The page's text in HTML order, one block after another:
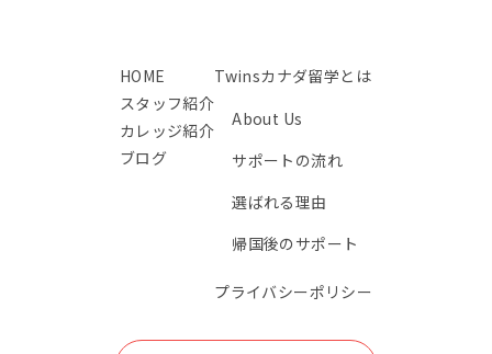
HOME
スタッフ紹介
カレッジ紹介
ブログ
Twinsカナダ留学とは
About Us
サポートの流れ
選ばれる理由
帰国後のサポート
プライバシーポリシー